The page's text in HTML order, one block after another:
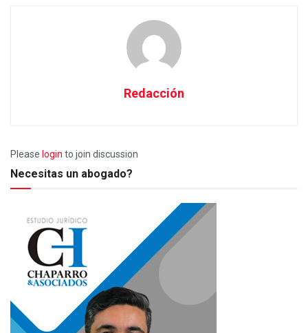
Redacción
Please login to join discussion
Necesitas un abogado?